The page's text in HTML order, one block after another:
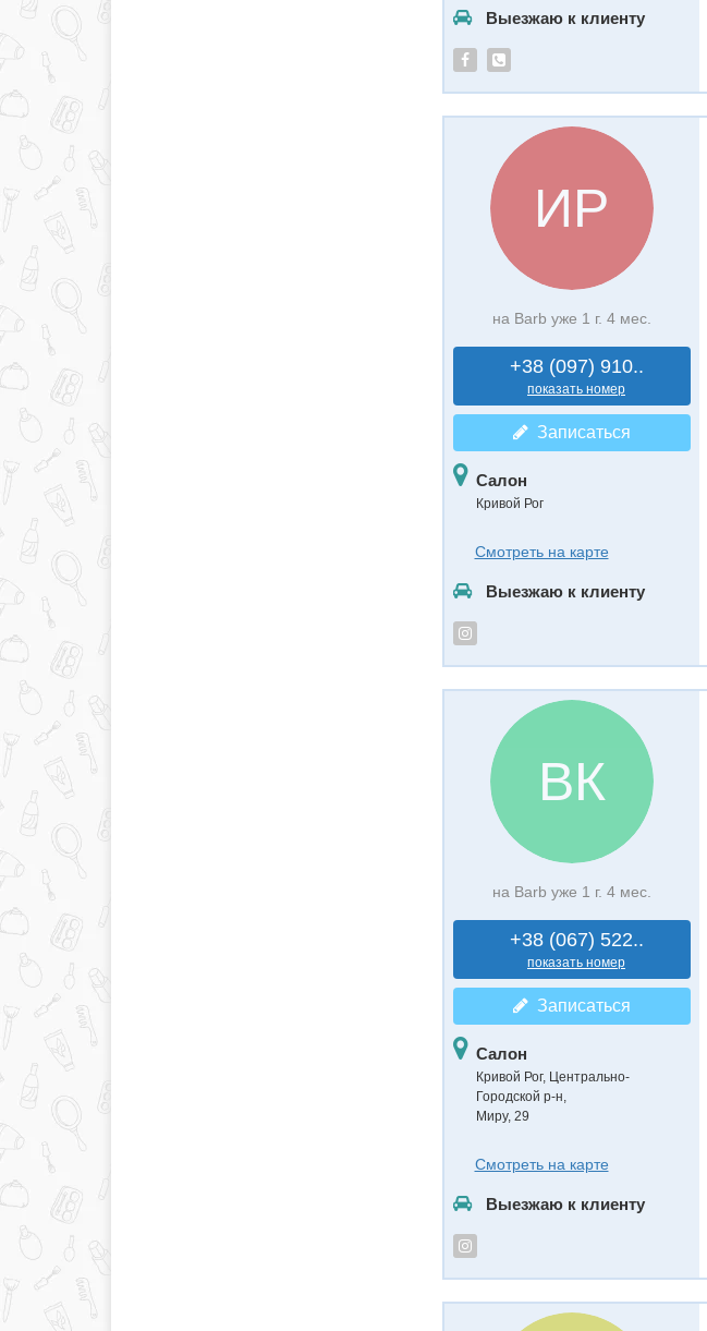
Выезжаю к клиенту
ИР
на Barb уже 1 г. 4 мес.
+38 (097) 910..
показать номер
Записаться
Салон
Кривой Рог
Смотреть на карте
Выезжаю к клиенту
ВК
на Barb уже 1 г. 4 мес.
+38 (067) 522..
показать номер
Записаться
Салон
Кривой Рог, Центрально-
Городской р-н,
Миру, 29
Смотреть на карте
Выезжаю к клиенту